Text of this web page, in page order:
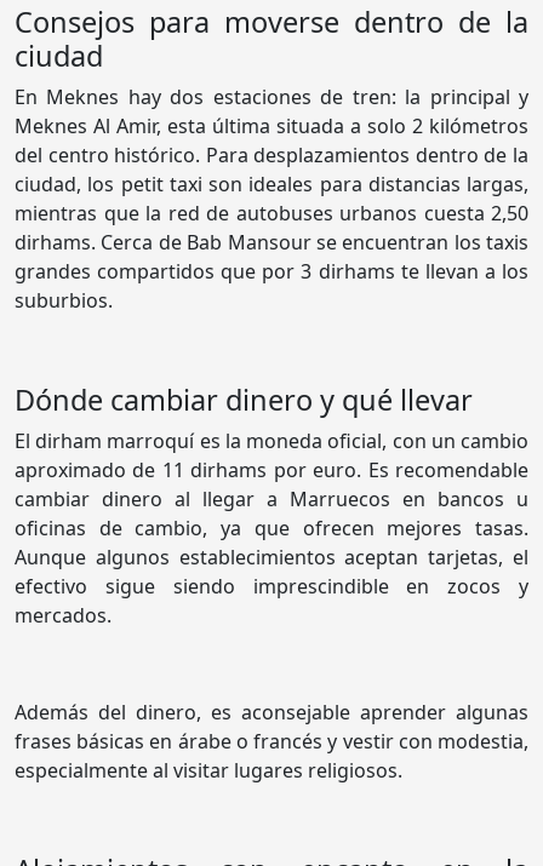
Consejos para moverse dentro de la
ciudad
En Meknes hay dos estaciones de tren: la principal y
Meknes Al Amir, esta última situada a solo 2 kilómetros
del centro histórico. Para desplazamientos dentro de la
ciudad, los petit taxi son ideales para distancias largas,
mientras que la red de autobuses urbanos cuesta 2,50
dirhams. Cerca de Bab Mansour se encuentran los taxis
grandes compartidos que por 3 dirhams te llevan a los
suburbios.
Dónde cambiar dinero y qué llevar
El dirham marroquí es la moneda oficial, con un cambio
aproximado de 11 dirhams por euro. Es recomendable
cambiar dinero al llegar a Marruecos en bancos u
oficinas de cambio, ya que ofrecen mejores tasas.
Aunque algunos establecimientos aceptan tarjetas, el
efectivo sigue siendo imprescindible en zocos y
mercados.
Además del dinero, es aconsejable aprender algunas
frases básicas en árabe o francés y vestir con modestia,
especialmente al visitar lugares religiosos.